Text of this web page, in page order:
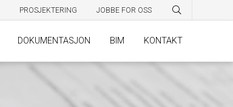
PROSJEKTERING JOBBE FOR OSS
DOKUMENTASJON BIM KONTAKT